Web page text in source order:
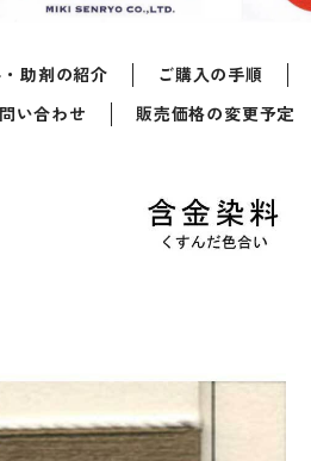
助剤の紹介 ご購入の手順
い合わせ 販売価格の変更予定